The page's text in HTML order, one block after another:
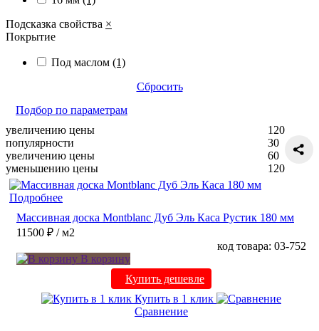
Подсказка свойства ×
Покрытие
Под маслом (1)
Сбросить
Подбор по параметрам
увеличению цены
популярности
увеличению цены
уменьшению цены
120
30
60
120
Подробнее
Массивная доска Montblanc Дуб Эль Каса Рустик 180 мм
11500 ₽ / м2
код товара: 03-752
В корзину
Купить дешевле
Купить в 1 клик
Сравнение